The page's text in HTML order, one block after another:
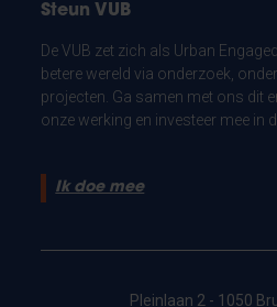
Steun VUB
De VUB zet zich als Urban
betere wereld via onderzoek,
projecten. Ga samen met ons dit
onze werking en investeer mee in
Ik doe mee
Pleinlaan 2 - 1050